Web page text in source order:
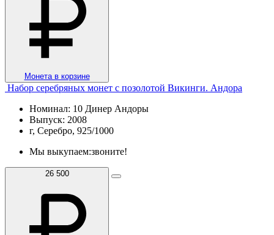
Монета в корзине
Набор серебряных монет с позолотой Викинги. Андора
Номинал: 10 Динер Андоры
Выпуск: 2008
г, Серебро, 925/1000
Мы выкупаем:звоните!
26 500